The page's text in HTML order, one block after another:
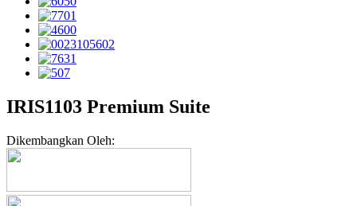
IRIS1103 Premium Suite
Dikembangkan Oleh: